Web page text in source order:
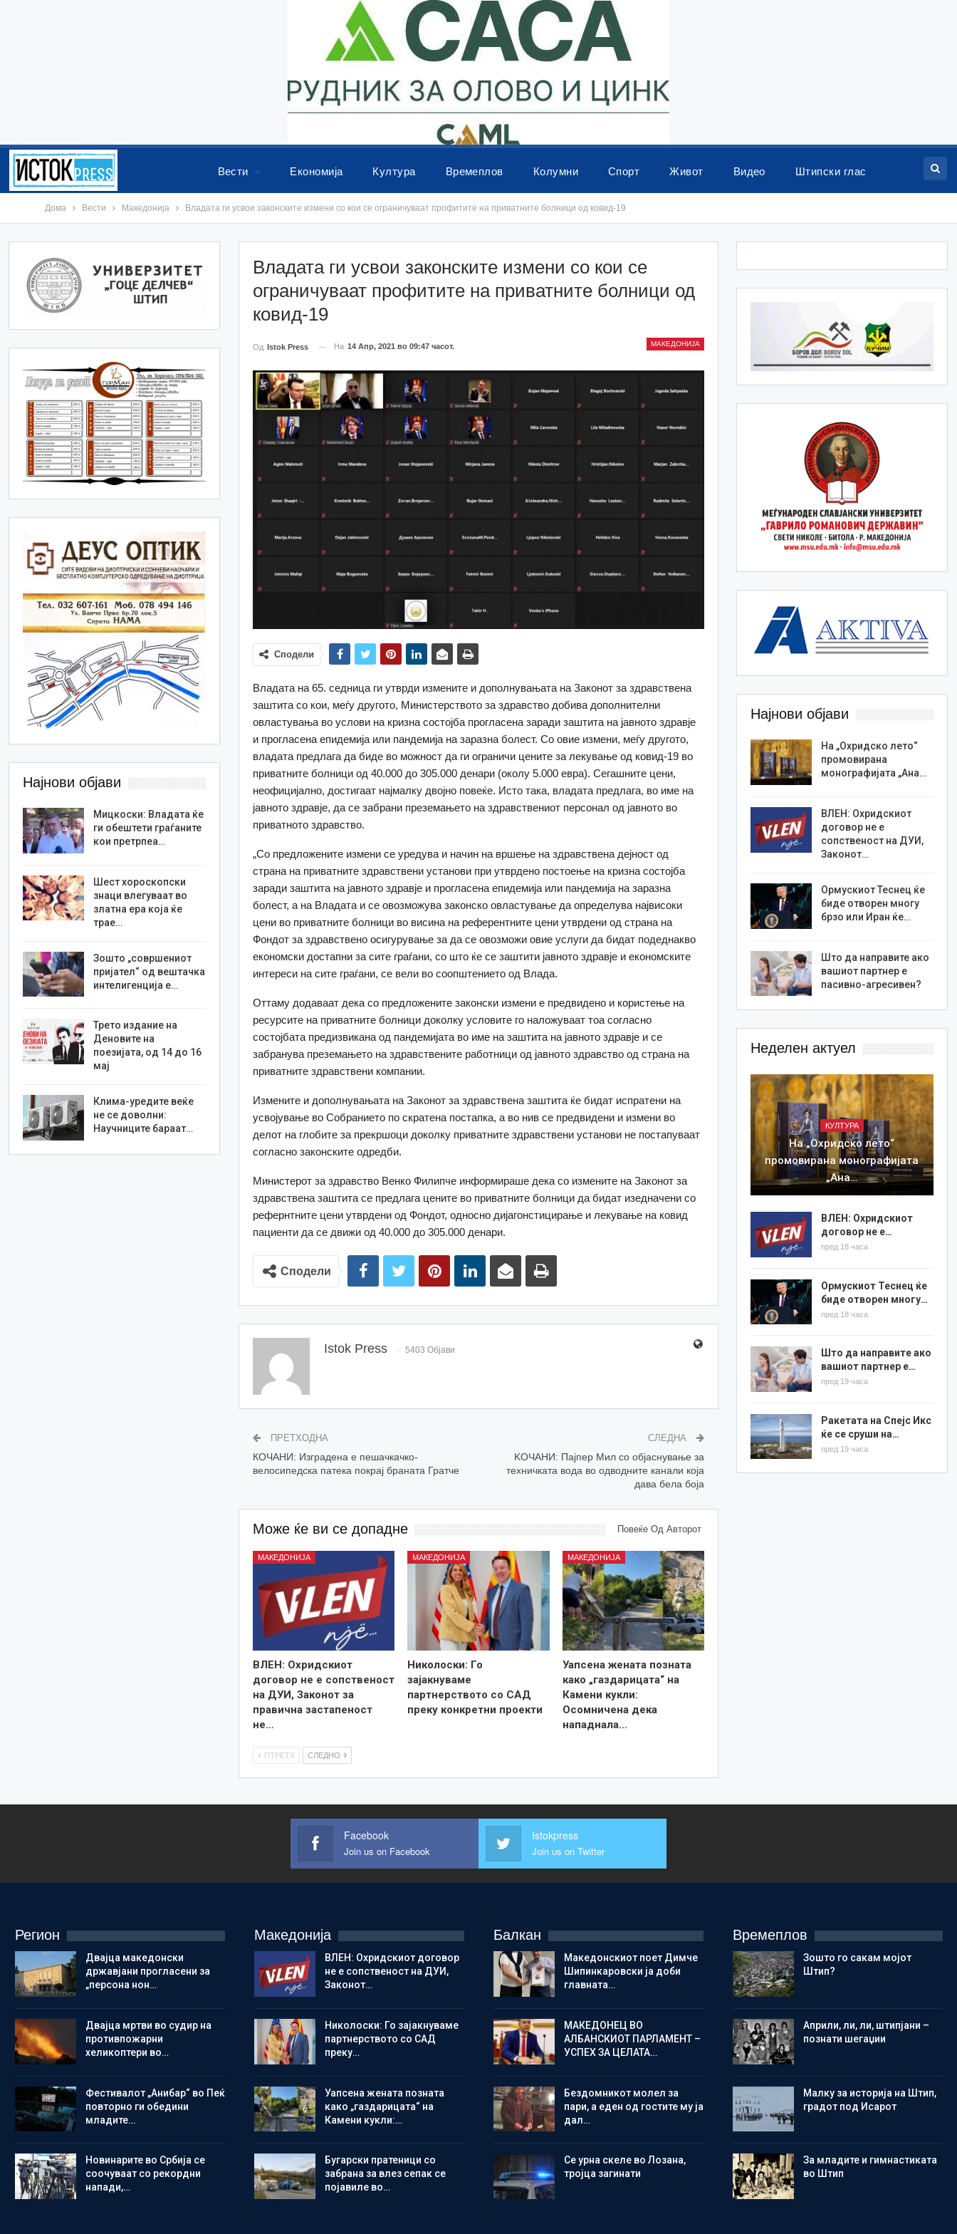
Вести Економија Култура Времеплов Колумни Спорт Живот Видео Штипски глас
Дома Вести Македонија Владата ги усвои законските измени со кои се ограничуваат профитите на приватните болници од ковид-19
Владата ги усвои законските измени со кои се
ограничуваат профитите на приватните болници од
ковид-19
МАКЕДОНИЈА
Од Istok Press На 14 Апр, 2021 во 09:47 часот.
Сподели
Владата на 65. седница ги утврди измените и дополнувањата на Законот за здравствена
заштита со кои, меѓу другото, Министерството за здравство добива дополнителни
овластувања во услови на кризна состојба прогласена заради заштита на јавното здравје
и прогласена епидемија или пандемија на заразна болест. Со овие измени, меѓу другото,
владата предлага да биде во можност да ги ограничи цените за лекување од ковид-19 во
приватните болници од 40.000 до 305.000 денари (околу 5.000 евра). Сегашните цени,
неофицијално, достигаат најмалку двојно повеќе. Исто така, владата предлага, во име на
јавното здравје, да се забрани преземањето на здравствениот персонал од јавното во
приватното здравство.
„Со предложените измени се уредува и начин на вршење на здравствена дејност од
страна на приватните здравствени установи при утврдено постоење на кризна состојба
заради заштита на јавното здравје и прогласена епидемија или пандемија на заразна
болест, а на Владата и се овозможува законско овластување да определува највисоки
цени во приватните болници во висина на референтните цени утврдени од страна на
Фондот за здравствено осигурување за да се овозможи овие услуги да бидат подеднакво
економски достапни за сите граѓани, со што ќе се заштити јавното здравје и економските
интереси на сите граѓани, се вели во соопштението од Влада.
Оттаму додаваат дека со предложените законски измени е предвидено и користење на
ресурсите на приватните болници доколку условите го наложуваат тоа согласно
состојбата предизвикана од пандемијата во име на заштита на јавното здравје и се
забранува преземањето на здравствените работници од јавното здравство од страна на
приватните здравствени компании.
Измените и дополнувањата на Законот за здравствена заштита ќе бидат испратени на
усвојување во Собранието по скратена постапка, а во нив се предвидени и измени во
делот на глобите за прекршоци доколку приватните здравствени установи не постапуваат
согласно законските одредби.
Министерот за здравство Венко Филипче информираше дека со измените на Законот за
здравствена заштита се предлага цените во приватните болници да бидат изедначени со
рефернтните цени утврдени од Фондот, односно дијагонстицирање и лекување на ковид
пациенти да се движи од 40.000 до 305.000 денари.
Сподели
Istok Press 5403 Објави
ПРЕТХОДНА
КОЧАНИ: Изградена е пешачкачко-
велосипедска патека покрај браната Гратче
СЛЕДНА
KOЧАНИ: Пајпер Мил со објаснување за
техничката вода во одводните канали која
дава бела боја
Може ќе ви се допадне Повеќе Од Авторот
МАКЕДОНИЈА
ВЛЕН: Охридскиот
договор не е сопственост
на ДУИ, Законот за
правична застапеност
не…
МАКЕДОНИЈА
Николоски: Го
зајакнуваме
партнерството со САД
преку конкретни проекти
МАКЕДОНИЈА
Уапсена жената позната
како „газдарицата“ на
Камени кукли:
Осомничена дека
нападнала…
ПТРЕТХ СЛЕДНО
Најнови објави
На „Охридско лето“
промовирана
монографијата „Ана…
ВЛЕН: Охридскиот
договор не е
сопственост на ДУИ,
Законот…
Ормускиот Теснец ќе
биде отворен многу
брзо или Иран ќе…
Што да направите ако
вашиот партнер е
пасивно-агресивен?
Неделен актуел
КУЛТУРА
На „Охридско лето“
промовирана монографијата
„Ана…
ВЛЕН: Охридскиот
договор не е…
пред 18 часа
Ормускиот Теснец ќе
биде отворен многу…
пред 18 часа
Што да направите ако
вашиот партнер е…
пред 19 часа
Ракетата на Спејс Икс
ќе се сруши на…
пред 19 часа
Најнови објави
Мицкоски: Владата ќе
ги обештети граѓаните
кои претрпеа…
Шест хороскопски
знаци влегуваат во
златна ера која ќе
трае…
Зошто „совршениот
пријател“ од вештачка
интелигенција е…
Трето издание на
Деновите на
поезијата, од 14 до 16
мај
Клима-уредите веќе
не се доволни:
Научниците бараат…
Facebook
Join us on Facebook
Istokpress
Join us on Twitter
Регион
Двајца македонски
државјани прогласени за
„персона нон…
Двајца мртви во судир на
противпожарни
хеликоптери во…
Фестивалот „Анибар“ во Пеќ
повторно ги обедини
младите…
Новинарите во Србија се
соочуваат со рекордни
напади,…
Македонија
ВЛЕН: Охридскиот договор
не е сопственост на ДУИ,
Законот…
Николоски: Го зајакнуваме
партнерството со САД
преку…
Уапсена жената позната
како „газдарицата“ на
Камени кукли:…
Бугарски пратеници со
забрана за влез сепак се
појавиле во…
Балкан
Македонскиот поет Димче
Шипинкаровски ја доби
главната…
МАКЕДОНЕЦ ВО
АЛБАНСКИОТ ПАРЛАМЕНТ –
УСПЕХ ЗА ЦЕЛАТА…
Бездомникот молел за
пари, а еден од гостите му ја
дал…
Се урна скеле во Лозана,
тројца загинати
Времеплов
Зошто го сакам мојот
Штип?
Aприли, ли, ли, штипјани –
познати шегаџии
Малку за историја на Штип,
градот под Исарот
Зa младите и гимнастиката
во Штип